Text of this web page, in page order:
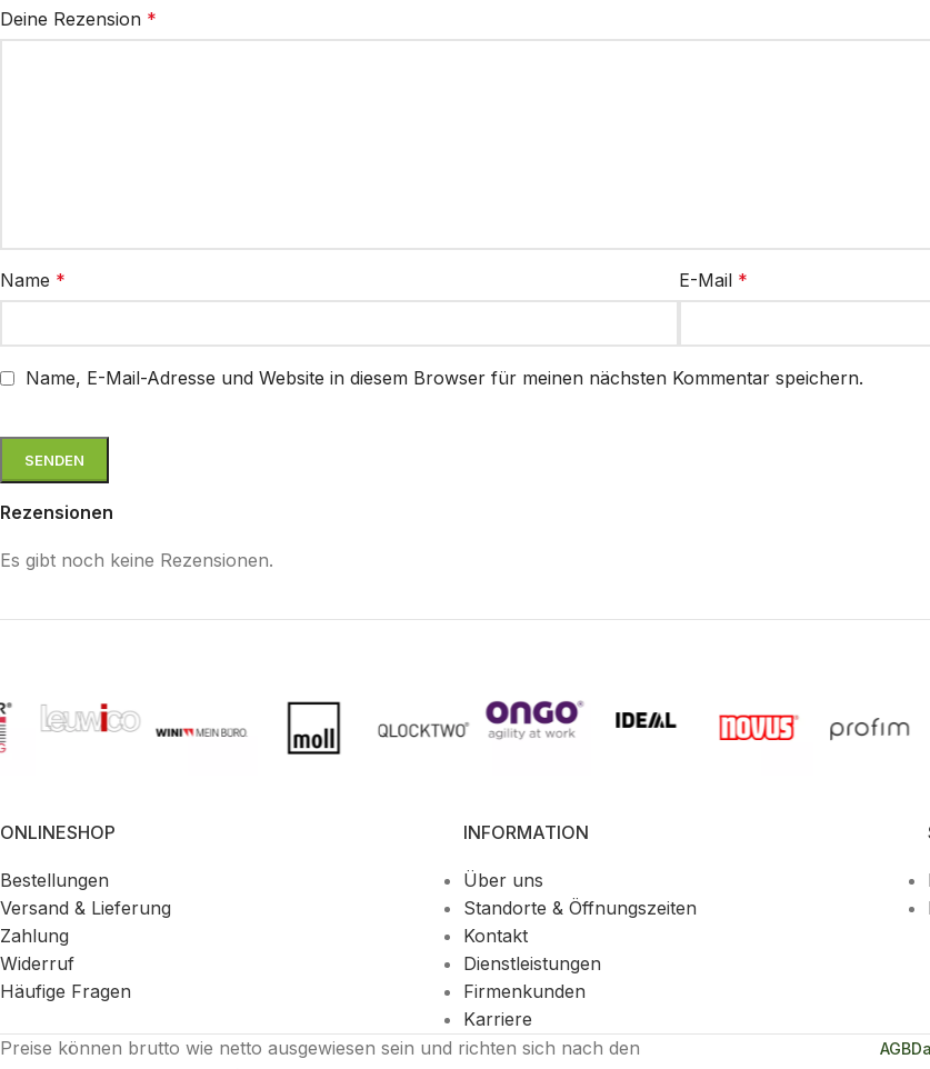
Rezensionen
Es gibt noch keine Rezensionen.
Deine Rezension *
Name * E-Mail *
Name, E-Mail-Adresse und Website in diesem Browser für meinen nächsten Kommentar speichern.
ONLINESHOP
Bestellungen
Versand & Lieferung
Zahlung
Widerruf
Häufige Fragen
INFORMATION
Über uns
Standorte & Öffnungszeiten
Kontakt
Dienstleistungen
Firmenkunden
Karriere
Preise können brutto wie netto ausgewiesen sein und richten sich nach den
AGB